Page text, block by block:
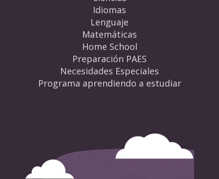
Idiomas
Lenguaje
Matemáticas
Home School
Preparación PAES
Necesidades Especiales
Programa aprendiendo a estudiar